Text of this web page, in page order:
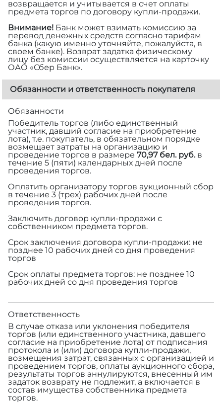
возвращается и учитывается в счет оплаты
предмета торгов по договору купли-продажи.
Внимание! Банк может взимать комиссию за
перевод денежных средств согласно тарифам
банка (какую именно уточняйте, пожалуйста, в
своем банке). Возврат задатка физическому
лицу без комиссии осуществляется на карточку
ОАО «Сбер Банк».
Обязанности и ответственность покупателя
Обязанности
Победитель торгов (либо единственный
участник, давший согласие на приобретение
лота), т.е. покупатель, в обязательном порядке
возмещает затраты на организацию и
проведение торгов в размере 70,97 бел. руб.в
течение 5 (пяти) календарных дней после
проведения торгов.
Оплатить организатору торгов аукционный сбор
в течение 3 (трех) рабочих дней после
проведения торгов.
Заключить договор купли-продажи с
собственником предмета торгов.
Срок заключения договора купли-продажи: не
позднее 10 рабочих дней со дня проведения
торгов
Срок оплаты предмета торгов: не позднее 10
рабочих дней со дня проведения торгов
Ответственность
В случае отказа или уклонения победителя
торгов (или единственного участника, давшего
согласие на приобретение лота) от подписания
протокола и (или) договора купли-продажи,
возмещения затрат, связанных с организацией и
проведением торгов, оплаты аукционного сбора,
результаты торгов аннулируются, внесенный им
задаток возврату не подлежит, а включается в
состав имущества собственника предмета
торгов.